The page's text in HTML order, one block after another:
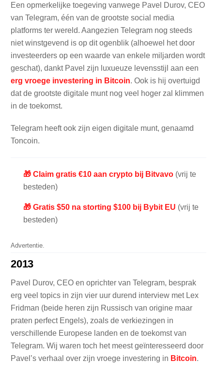
Een opmerkelijke toegeving vanwege Pavel Durov, CEO
van Telegram, één van de grootste social media
platforms ter wereld. Aangezien Telegram nog steeds
niet winstgevend is op dit ogenblik (alhoewel het door
investeerders op een waarde van enkele miljarden wordt
geschat), dankt Pavel zijn luxueuze levensstijl aan een
erg vroege investering in Bitcoin. Ook is hij overtuigd
dat de grootste digitale munt nog veel hoger zal klimmen
in de toekomst.
Telegram heeft ook zijn eigen digitale munt, genaamd
Toncoin.
🎁 Claim gratis €10 aan crypto bij Bitvavo (vrij te
besteden)
🎁 Gratis $50 na storting $100 bij Bybit EU (vrij te
besteden)
Advertentie.
2013
Pavel Durov, CEO en oprichter van Telegram, besprak
erg veel topics in zijn vier uur durend interview met Lex
Fridman (beide heren zijn Russisch van origine maar
praten perfect Engels), zoals de verkiezingen in
verschillende Europese landen en de toekomst van
Telegram. Wij waren toch het meest geïnteresseerd door
Pavel’s verhaal over zijn vroege investering in Bitcoin.